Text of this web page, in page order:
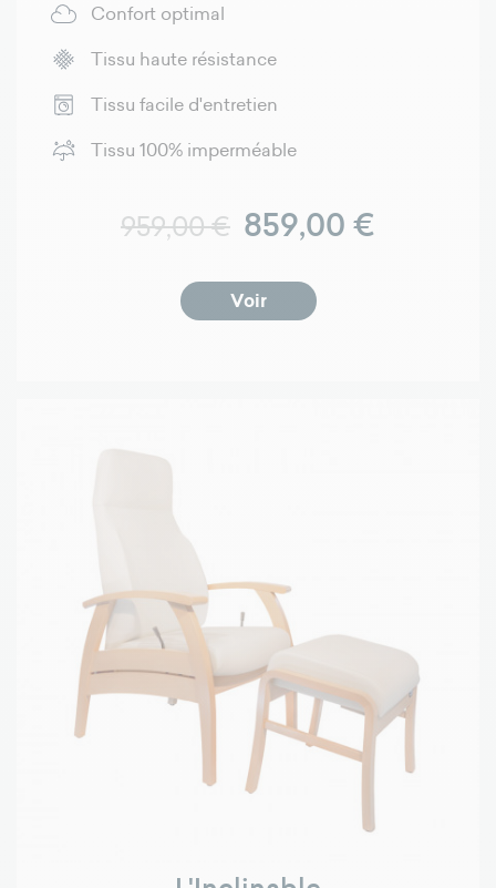
Confort optimal
Tissu haute résistance
Tissu facile d'entretien
Tissu 100% imperméable
Prix normal
959,00 € Prix
859,00 €
Voir